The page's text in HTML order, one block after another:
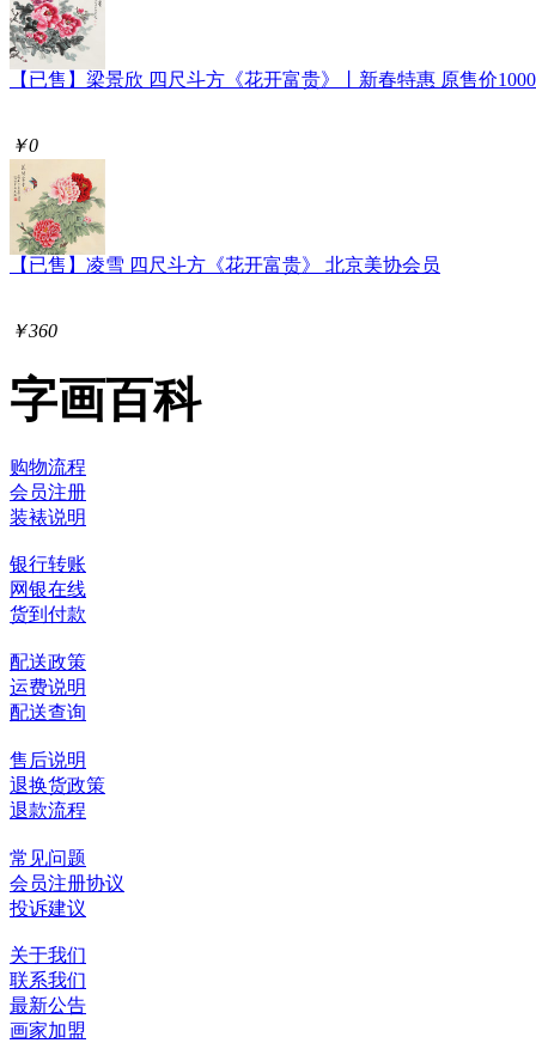
【已售】梁景欣 四尺斗方《花开富贵》丨新春特惠 原售价1000
￥0
【已售】凌雪 四尺斗方《花开富贵》 北京美协会员
￥360
字画百科
购物流程
会员注册
装裱说明
银行转账
网银在线
货到付款
配送政策
运费说明
配送查询
售后说明
退换货政策
退款流程
常见问题
会员注册协议
投诉建议
关于我们
联系我们
最新公告
画家加盟